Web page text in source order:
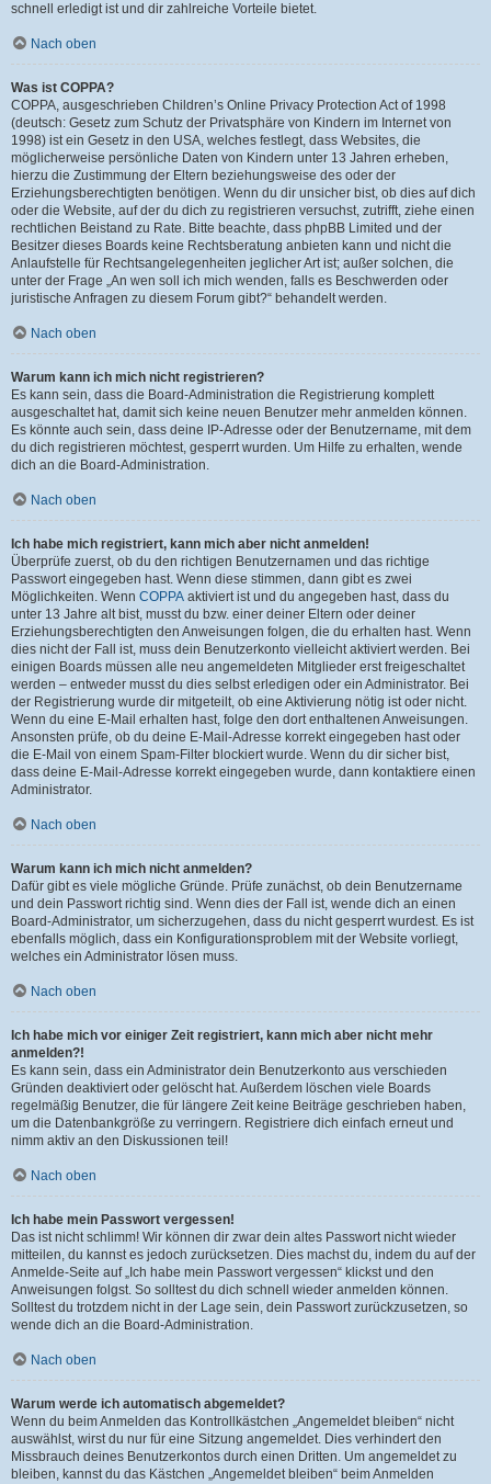
schnell erledigt ist und dir zahlreiche Vorteile bietet.
Nach oben
Was ist COPPA?
COPPA, ausgeschrieben Children’s Online Privacy Protection Act of 1998
(deutsch: Gesetz zum Schutz der Privatsphäre von Kindern im Internet von
1998) ist ein Gesetz in den USA, welches festlegt, dass Websites, die
möglicherweise persönliche Daten von Kindern unter 13 Jahren erheben,
hierzu die Zustimmung der Eltern beziehungsweise des oder der
Erziehungsberechtigten benötigen. Wenn du dir unsicher bist, ob dies auf dich
oder die Website, auf der du dich zu registrieren versuchst, zutrifft, ziehe einen
rechtlichen Beistand zu Rate. Bitte beachte, dass phpBB Limited und der
Besitzer dieses Boards keine Rechtsberatung anbieten kann und nicht die
Anlaufstelle für Rechtsangelegenheiten jeglicher Art ist; außer solchen, die
unter der Frage „An wen soll ich mich wenden, falls es Beschwerden oder
juristische Anfragen zu diesem Forum gibt?“ behandelt werden.
Nach oben
Warum kann ich mich nicht registrieren?
Es kann sein, dass die Board-Administration die Registrierung komplett
ausgeschaltet hat, damit sich keine neuen Benutzer mehr anmelden können.
Es könnte auch sein, dass deine IP-Adresse oder der Benutzername, mit dem
du dich registrieren möchtest, gesperrt wurden. Um Hilfe zu erhalten, wende
dich an die Board-Administration.
Nach oben
Ich habe mich registriert, kann mich aber nicht anmelden!
Überprüfe zuerst, ob du den richtigen Benutzernamen und das richtige
Passwort eingegeben hast. Wenn diese stimmen, dann gibt es zwei
Möglichkeiten. Wenn COPPA aktiviert ist und du angegeben hast, dass du
unter 13 Jahre alt bist, musst du bzw. einer deiner Eltern oder deiner
Erziehungsberechtigten den Anweisungen folgen, die du erhalten hast. Wenn
dies nicht der Fall ist, muss dein Benutzerkonto vielleicht aktiviert werden. Bei
einigen Boards müssen alle neu angemeldeten Mitglieder erst freigeschaltet
werden – entweder musst du dies selbst erledigen oder ein Administrator. Bei
der Registrierung wurde dir mitgeteilt, ob eine Aktivierung nötig ist oder nicht.
Wenn du eine E-Mail erhalten hast, folge den dort enthaltenen Anweisungen.
Ansonsten prüfe, ob du deine E-Mail-Adresse korrekt eingegeben hast oder
die E-Mail von einem Spam-Filter blockiert wurde. Wenn du dir sicher bist,
dass deine E-Mail-Adresse korrekt eingegeben wurde, dann kontaktiere einen
Administrator.
Nach oben
Warum kann ich mich nicht anmelden?
Dafür gibt es viele mögliche Gründe. Prüfe zunächst, ob dein Benutzername
und dein Passwort richtig sind. Wenn dies der Fall ist, wende dich an einen
Board-Administrator, um sicherzugehen, dass du nicht gesperrt wurdest. Es ist
ebenfalls möglich, dass ein Konfigurationsproblem mit der Website vorliegt,
welches ein Administrator lösen muss.
Nach oben
Ich habe mich vor einiger Zeit registriert, kann mich aber nicht mehr
anmelden?!
Es kann sein, dass ein Administrator dein Benutzerkonto aus verschieden
Gründen deaktiviert oder gelöscht hat. Außerdem löschen viele Boards
regelmäßig Benutzer, die für längere Zeit keine Beiträge geschrieben haben,
um die Datenbankgröße zu verringern. Registriere dich einfach erneut und
nimm aktiv an den Diskussionen teil!
Nach oben
Ich habe mein Passwort vergessen!
Das ist nicht schlimm! Wir können dir zwar dein altes Passwort nicht wieder
mitteilen, du kannst es jedoch zurücksetzen. Dies machst du, indem du auf der
Anmelde-Seite auf „Ich habe mein Passwort vergessen“ klickst und den
Anweisungen folgst. So solltest du dich schnell wieder anmelden können.
Solltest du trotzdem nicht in der Lage sein, dein Passwort zurückzusetzen, so
wende dich an die Board-Administration.
Nach oben
Warum werde ich automatisch abgemeldet?
Wenn du beim Anmelden das Kontrollkästchen „Angemeldet bleiben“ nicht
auswählst, wirst du nur für eine Sitzung angemeldet. Dies verhindert den
Missbrauch deines Benutzerkontos durch einen Dritten. Um angemeldet zu
bleiben, kannst du das Kästchen „Angemeldet bleiben“ beim Anmelden